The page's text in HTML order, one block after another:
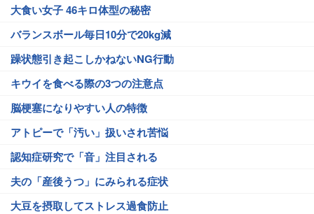
大食い女子 46キロ体型の秘密
バランスボール毎日10分で20kg減
躁状態引き起こしかねないNG行動
キウイを食べる際の3つの注意点
脳梗塞になりやすい人の特徴
アトピーで「汚い」扱いされ苦悩
認知症研究で「音」注目される
夫の「産後うつ」にみられる症状
大豆を摂取してストレス過食防止